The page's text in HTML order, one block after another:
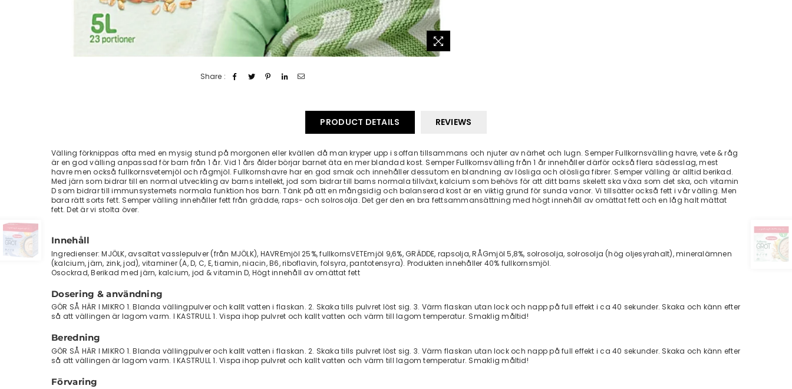
Share :
PRODUCT DETAILS REVIEWS
Välling förknippas ofta med en mysig stund på morgonen eller kvällen då man kryper upp i soffan tillsammans och njuter av närhet och lugn. Semper Fullkornsvälling havre, vete & råg
är en god välling anpassad för barn från 1 år. Vid 1 års ålder börjar barnet äta en mer blandad kost. Semper Fullkornsvälling från 1 år innehåller därför också flera sädesslag, mest
havre men också fullkornsvetemjöl och rågmjöl. Fullkornshavre har en god smak och innehåller dessutom en blandning av lösliga och olösliga fibrer. Semper välling är alltid berikad.
Med järn som bidrar till en normal utveckling av barns intellekt, jod som bidrar till barns normala tillväxt, kalcium som behövs för att ditt barns skelett ska växa som det ska, och vitamin
D som bidrar till immunsystemets normala funktion hos barn. Tänk på att en mångsidig och balanserad kost är en viktig grund för sunda vanor. Vi tillsätter också fett i vår välling. Men
bara rätt sorts fett. Semper välling innehåller fett från grädde, raps- och solrosolja. Det ger den en bra fettsammansättning med högt innehåll av omättat fett och en låg halt mättat
fett. Det är vi stolta över.
Innehåll
Ingredienser: MJÖLK, avsaltat vasslepulver (från MJÖLK), HAVREmjöl 25%, fullkornsVETEmjöl 9,6%, GRÄDDE, rapsolja, RÅGmjöl 5,8%, solrosolja, solrosolja (hög oljesyrahalt), mineralämnen
(kalcium, järn, zink, jod), vitaminer (A, D, C, E, tiamin, niacin, B6, riboflavin, folsyra, pantotensyra). Produkten innehåller 40% fullkornsmjöl.
Osockrad, Berikad med järn, kalcium, jod & vitamin D, Högt innehåll av omättat fett
Dosering & användning
GÖR SÅ HÄR I MIKRO 1. Blanda vällingpulver och kallt vatten i flaskan. 2. Skaka tills pulvret löst sig. 3. Värm flaskan utan lock och napp på full effekt i ca 40 sekunder. Skaka och känn efter
så att vällingen är lagom varm. I KASTRULL 1. Vispa ihop pulvret och kallt vatten och värm till lagom temperatur. Smaklig måltid!
Beredning
GÖR SÅ HÄR I MIKRO 1. Blanda vällingpulver och kallt vatten i flaskan. 2. Skaka tills pulvret löst sig. 3. Värm flaskan utan lock och napp på full effekt i ca 40 sekunder. Skaka och känn efter
så att vällingen är lagom varm. I KASTRULL 1. Vispa ihop pulvret och kallt vatten och värm till lagom temperatur. Smaklig måltid!
Förvaring